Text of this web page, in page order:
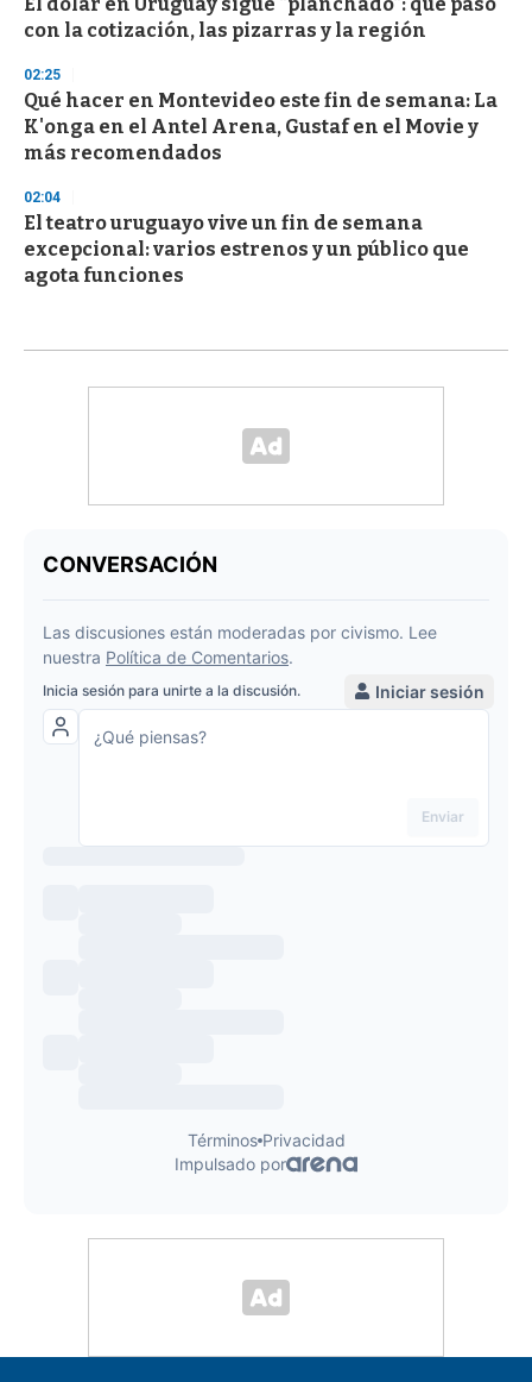
con la cotización, las pizarras y la región
02:25
Qué hacer en Montevideo este fin de semana: La
K'onga en el Antel Arena, Gustaf en el Movie y
más recomendados
02:04
El teatro uruguayo vive un fin de semana
excepcional: varios estrenos y un público que
agota funciones